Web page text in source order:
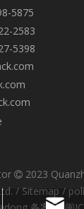
+86-135-9927-
Hetrack-jane
5875
2583
5398
 2023
/ Sitemap /